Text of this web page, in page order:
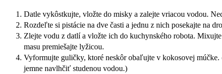
Datle vykôstkujte, vložte do misky a zalejte vriacou vodou.
Rozdeľte si pistácie na dve časti a jednu z nich posekajte na
Zlejte vodu z datlí a vložte ich do kuchynského robota.
masu premiešajte lyžicou.
Vyformujte guličky, ktoré neskôr obaľujte v kokosovej
jemne navlhčiť studenou vodou.)